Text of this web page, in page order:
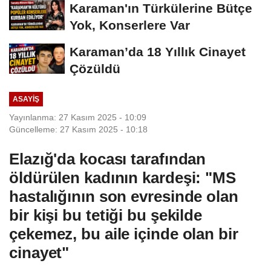
Karaman'ın Türkülerine Bütçe
Yok, Konserlere Var
Karaman’da 18 Yıllık Cinayet
Çözüldü
ASAYIŞ
Yayınlanma: 27 Kasım 2025 - 10:09
Güncelleme: 27 Kasım 2025 - 10:18
Elazığ'da kocası tarafından
öldürülen kadının kardeşi: "MS
hastalığının son evresinde olan
bir kişi bu tetiği bu şekilde
çekemez, bu aile içinde olan bir
cinayet"